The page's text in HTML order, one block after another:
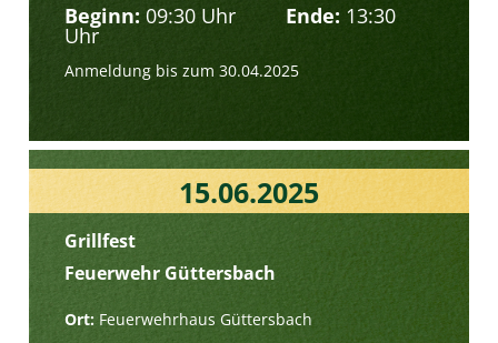
Beginn:09:30 Uhr Ende: 13:30
Uhr
Anmeldung bis zum 30.04.2025
15.06.2025
Grillfest
Feuerwehr Güttersbach
Ort: Feuerwehrhaus Güttersbach